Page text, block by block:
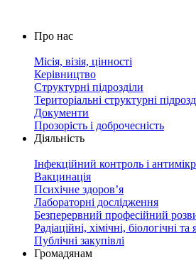
Про нас
Місія, візія, цінності
Керівництво
Структурні підрозділи
Територіальні структурні
Документи
Прозорість і доброчесність
Діяльність
Інфекційний контроль і
Вакцинація
Психічне здоров’я
Лабораторні дослідження
Безперервний професійний
Радіаційні, хімічні, біологічні та
Публічні закупівлі
Громадянам